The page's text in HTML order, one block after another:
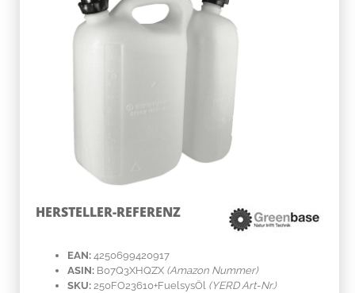
HERSTELLER-REFERENZ
EAN: 4250699420917
ASIN: B07Q3XHQZX (Amazon Nummer)
SKU: 250FO23610+FuelsysÖl (YERD Art-Nr.)